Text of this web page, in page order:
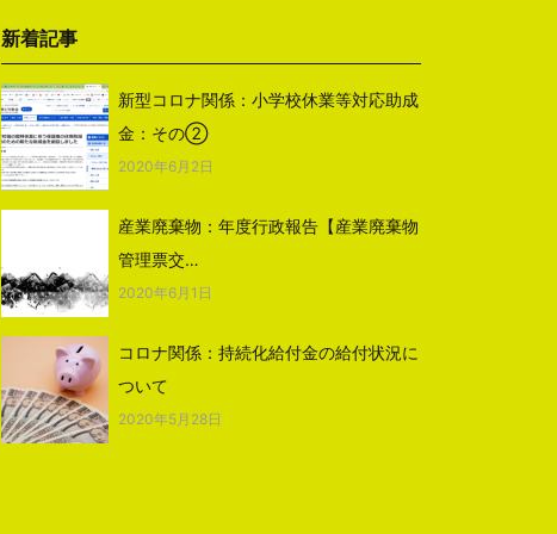
新着記事
新型コロナ関係：小学校休業等対応助成
金：その②
2020年6月2日
産業廃棄物：年度行政報告【産業廃棄物
管理票交…
2020年6月1日
コロナ関係：持続化給付金の給付状況に
ついて
2020年5月28日